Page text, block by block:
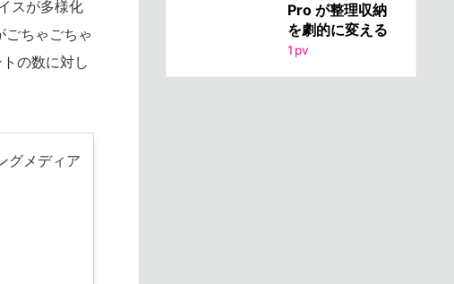
スが多様化
ごちゃごちゃ
の数に対し
グメディア
Pro が整理収納
を劇的に変える
1 pv